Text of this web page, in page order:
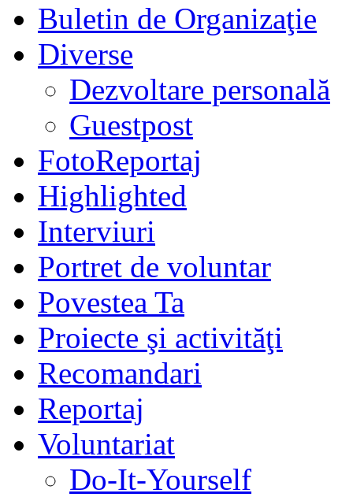
Buletin de Organizaţie
Diverse
Dezvoltare personală
Guestpost
FotoReportaj
Highlighted
Interviuri
Portret de voluntar
Povestea Ta
Proiecte şi activităţi
Recomandari
Reportaj
Voluntariat
Do-It-Yourself